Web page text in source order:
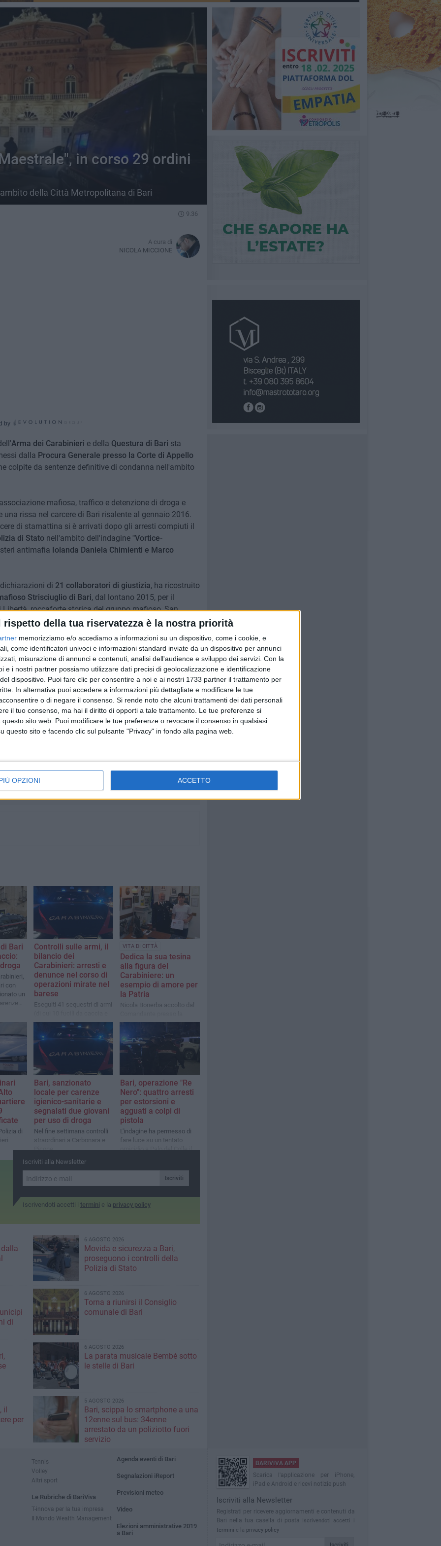
rispetto della tua riservatezza è la nostra priorità
memorizziamo e/o accediamo a informazioni su un dispositivo, come i cookie, e
come identificatori univoci e informazioni standard inviate da un dispositivo per annunci
misurazione di annunci e contenuti, analisi dell'audience e sviluppo dei servizi. Con la
e i nostri partner possiamo utilizzare dati precisi di geolocalizzazione e identificazione
dispositivo. Puoi fare clic per consentire a noi e ai nostri 1733 partner il trattamento per
In alternativa puoi accedere a informazioni più dettagliate e modificare le tue
o di negare il consenso. Si rende noto che alcuni trattamenti dei dati personali
il tuo consenso, ma hai il diritto di opporti a tale trattamento. Le tue preferenze si
sito web. Puoi modificare le tue preferenze o revocare il consenso in qualsiasi
questo sito e facendo clic sul pulsante "Privacy" in fondo alla pagina web.
OPZIONI ACCETTO
in corso 29 ordini
della Città Metropolitana di Bari
9.36
A cura di
NICOLA MICCIONE
by
Arma dei Carabinieri e della Questura di Bari sta
dalla Procura Generale presso la Corte di Appello
colpite da sentenze definitive di condanna nell'ambito
mafiosa, traffico e detenzione di droga e
rissa nel carcere di Bari risalente al gennaio 2016.
di stamattina si è arrivati dopo gli arresti compiuti il
di Statonell'ambito dell'indagine"Vortice-
antimafia Iolanda Daniela Chimienti e Marco
di 21 collaboratori di giustizia, ha ricostruito
Strisciuglio di Bari, dal lontano 2015, per il
roccaforte storica del gruppo mafioso, San
Girolamo e nei comuni di Palo del Colle, Conversano
un tentativo di intimidazione alla famiglia di un
commercializzazione di stupefacenti, reati contro
contro il patrimonio (in specie estorsioni) e in materia
completo delle29 personearrestate questa mattina
Segnalati colpi di pistola a
Japigia, ma i bossoli non si
Bari
con
un
Controlli sulle armi, il
bilancio dei
Carabinieri: arresti e
denunce nel corso di
operazioni mirate nel
barese
Eseguiti 41 sequestri di armi
31 pistole), oltre a 214
proiettili, 528 cartucce e 9
armi bianche
VITA DI CITTÀ
Dedica la sua tesina
alla figura del
Carabiniere: un
esempio di amore per
la Patria
Nicola Bonerba accolto dal
Stazione Carabinieri di
Santeramo in Colle
di
Bari, sanzionato
locale per carenze
igienico-sanitarie e
segnalati due giovani
per uso di droga
Nel fine settimana controlli
straordinari a Carbonara e
Picone
Bari, operazione "Re
Nero": quattro arresti
per estorsioni e
agguati a colpi di
pistola
L'indagine ha permesso di
fare luce su un tentato
omicidio a Palo del Colle il
Iscriviti alla Newsletter
Iscriviti
Iscrivendoti accetti i termini e la privacy policy
6 AGOSTO 2026
Movida e sicurezza a Bari,
proseguono i controlli della
Polizia di Stato
di
6 AGOSTO 2026
Torna a riunirsi il Consiglio
comunale di Bari
6 AGOSTO 2026
La parata musicale Bembé sotto
le stelle di Bari
il
per
5 AGOSTO 2026
Bari, scippa lo smartphone a una
12enne sul bus: 34enne
arrestato da un poliziotto fuori
servizio
Tennis
Volley
Altri sport
Le Rubriche di BariViva
T-innova per la tua impresa
Il Mondo Wealth Management
Agenda eventi di Bari
Segnalazioni iReport
Previsioni meteo
Video
Elezioni amministrative 2019
a Bari
BARIVIVA APP
Scarica l'applicazione per iPhone,
iPad e Android e ricevi notizie push
Iscriviti alla Newsletter
Registrati per ricevere aggiornamenti e contenuti da
Bari nella tua casella di posta Iscrivendoti accetti i
termini e la privacy policy